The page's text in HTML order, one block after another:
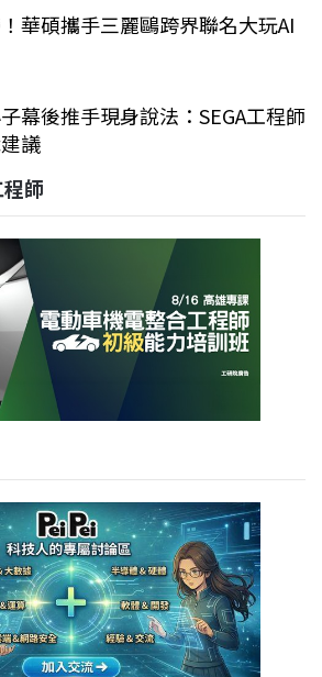
華碩攜手三麗鷗跨界聯名大玩AI
幕後推手現身說法：SEGA工程師
議
師